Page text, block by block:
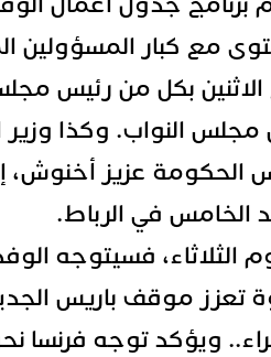
مع كبار المسؤولين
بكل من رئيس
النواب. وكذا وزير
الحكومة عزيز أخنوش،
الخامس في الرباط.
الثلاثاء، فسيتوجه
تعزز موقف باريس
ويؤكد توجه فرنسا